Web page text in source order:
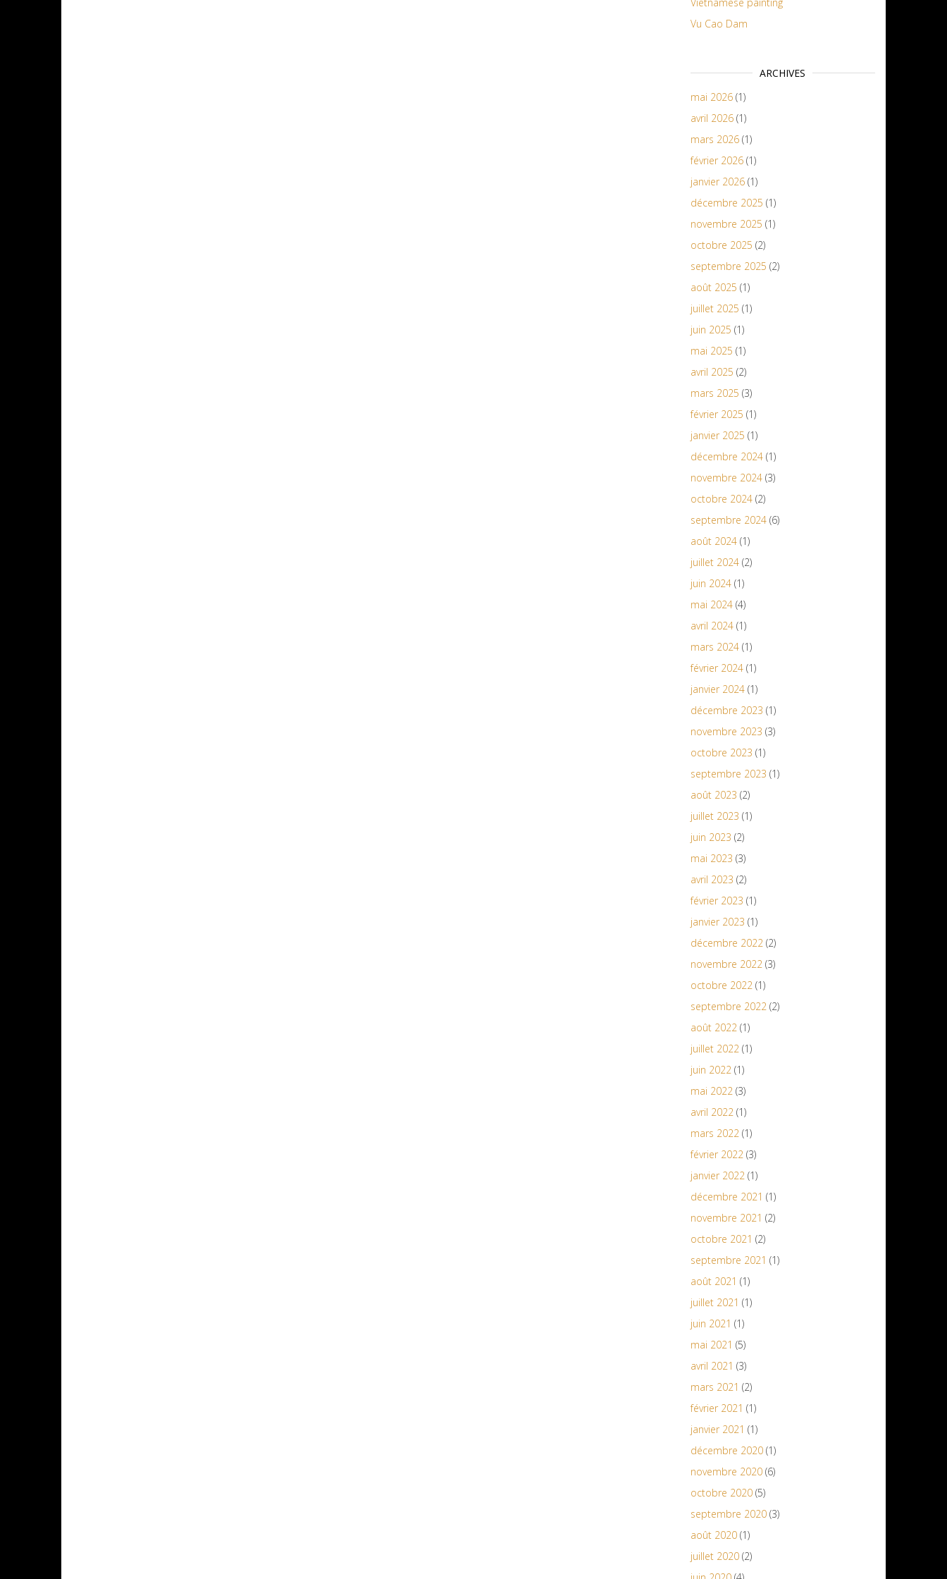
Vu Cao Dam
ARCHIVES
mai 2026(1)
avril 2026(1)
mars 2026(1)
février 2026(1)
janvier 2026(1)
décembre 2025 (1)
novembre 2025 (1)
octobre 2025 (2)
septembre 2025 (2)
août 2025 (1)
juillet 2025 (1)
juin 2025 (1)
mai 2025 (1)
avril 2025 (2)
mars 2025 (3)
février 2025 (1)
janvier 2025 (1)
décembre 2024(1)
novembre 2024(3)
octobre 2024(2)
septembre 2024(6)
août 2024(1)
juillet 2024(2)
juin 2024(1)
mai 2024(4)
avril 2024(1)
mars 2024(1)
février 2024(1)
janvier 2024(1)
décembre 2023 (1)
novembre 2023 (3)
octobre 2023 (1)
septembre 2023 (1)
août 2023 (2)
juillet 2023 (1)
juin 2023 (2)
mai 2023 (3)
avril 2023 (2)
février 2023 (1)
janvier 2023 (1)
décembre 2022(2)
novembre 2022(3)
octobre 2022(1)
septembre 2022(2)
août 2022(1)
juillet 2022(1)
juin 2022(1)
mai 2022(3)
avril 2022(1)
mars 2022(1)
février 2022(3)
janvier 2022(1)
décembre 2021 (1)
novembre 2021 (2)
octobre 2021 (2)
septembre 2021 (1)
août 2021 (1)
juillet 2021 (1)
juin 2021 (1)
mai 2021 (5)
avril 2021 (3)
mars 2021 (2)
février 2021 (1)
janvier 2021 (1)
décembre 2020(1)
novembre 2020(6)
octobre 2020(5)
septembre 2020(3)
août 2020(1)
juillet 2020(2)